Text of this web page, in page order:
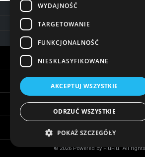
DARMOWA DOSTAWA
DOSTAWA DO 7 DNI
BLIK, SZYBKIE
Informacje
© 2026 Powered by FiuFiu. All
WYDAJNOŚĆ
TARGETOWANIE
FUNKCJONALNOŚĆ
NIESKLASYFIKOWANE
AKCEPTUJ WSZYSTKIE
ODRZUĆ WSZYSTKIE
POKAŻ SZCZEGÓŁY